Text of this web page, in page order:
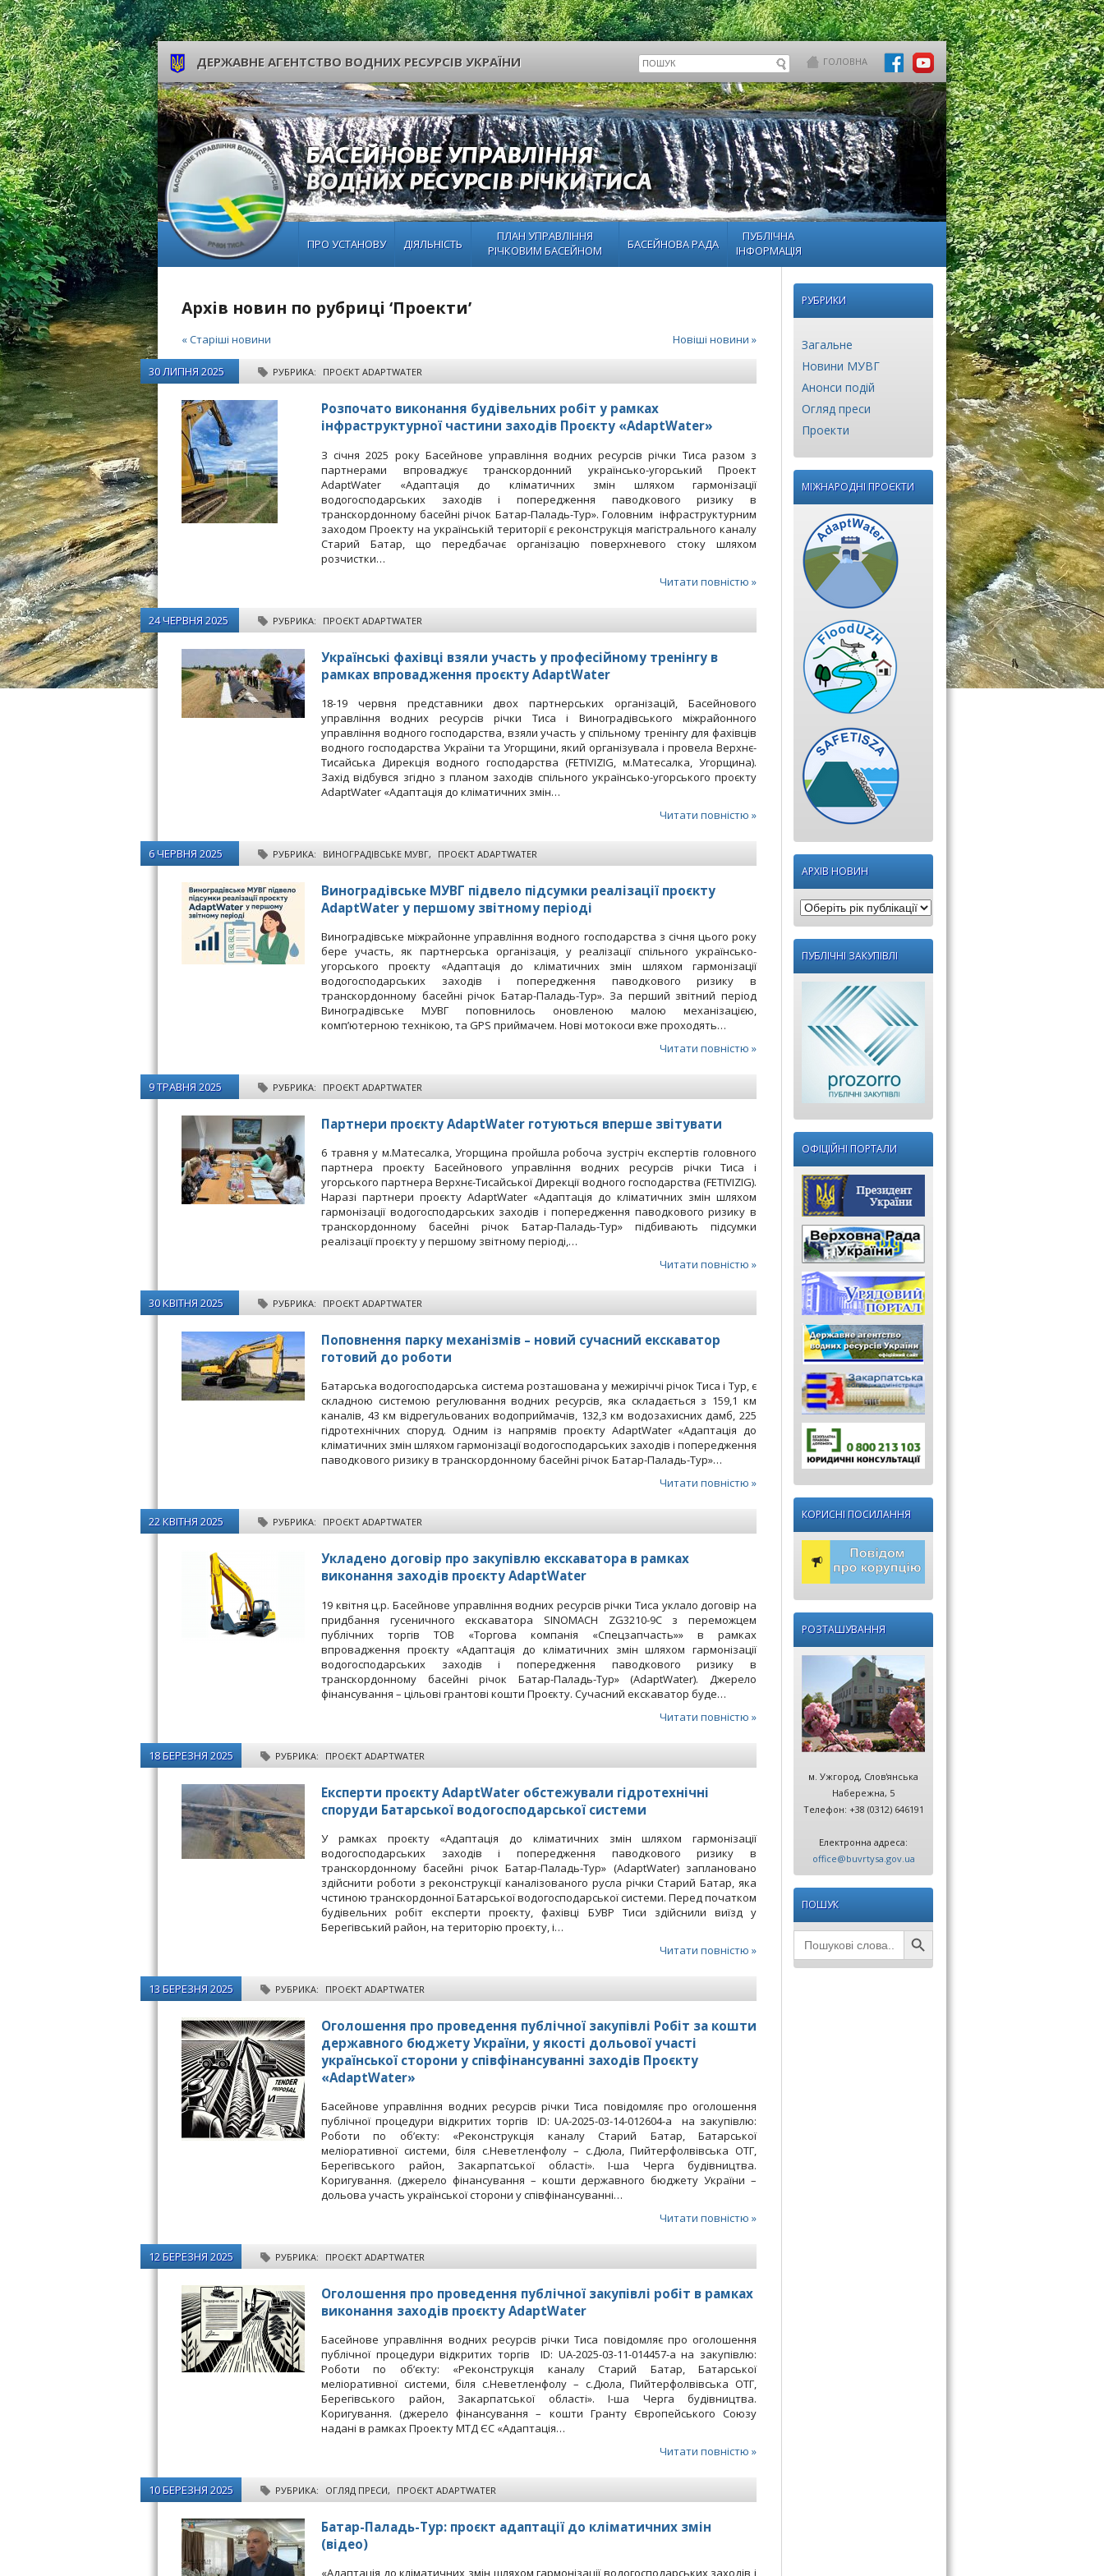
ДЕРЖАВНЕ АГЕНТСТВО ВОДНИХ РЕСУРСІВ УКРАЇНИ ГОЛОВНА
ПРО УСТАНОВУ ДІЯЛЬНІСТЬ
ПЛАН УПРАВЛІННЯ
РІЧКОВИМ БАСЕЙНОМ
БАСЕЙНОВА РАДА
ПУБЛІЧНА
ІНФОРМАЦІЯ
Архів новин по рубриці ‘Проекти’
« Старіші новини Новіші новини »
30 ЛИПНЯ 2025 РУБРИКА: ПРОЄКТ ADAPTWATER
Розпочато виконання будівельних робіт у рамках
інфраструктурної частини заходів Проєкту «AdaptWater»
З січня 2025 року Басейнове управління водних ресурсів річки Тиса разом з
партнерами впроваджує транскордонний українсько-угорський Проект
AdaptWater «Адаптація до кліматичних змін шляхом гармонізації
водогосподарських заходів і попередження паводкового ризику в
транскордонному басейні річок Батар-Паладь-Тур». Головним інфраструктурним
заходом Проекту на українській території є реконструкція магістрального каналу
Старий Батар, що передбачає організацію поверхневого стоку шляхом
розчистки…
Читати повністю »
24 ЧЕРВНЯ 2025 РУБРИКА: ПРОЄКТ ADAPTWATER
Українські фахівці взяли участь у професійному тренінгу в
рамках впровадження проєкту AdaptWater
18-19 червня представники двох партнерських організацій, Басейнового
управління водних ресурсів річки Тиса і Виноградівського міжрайонного
управління водного господарства, взяли участь у спільному тренінгу для фахівців
водного господарства України та Угорщини, який організувала і провела Верхнє-
Тисайська Дирекція водного господарства (FETIVIZIG, м.Матесалка, Угорщина).
Захід відбувся згідно з планом заходів спільного українсько-угорського проєкту
AdaptWater «Адаптація до кліматичних змін…
Читати повністю »
6 ЧЕРВНЯ 2025 РУБРИКА: ВИНОГРАДІВСЬКЕ МУВГ, ПРОЄКТ ADAPTWATER
Виноградівське МУВГ підвело підсумки реалізації проєкту
AdaptWater у першому звітному періоді
Виноградівське міжрайонне управління водного господарства з січня цього року
бере участь, як партнерська організація, у реалізації спільного українсько-
угорського проєкту «Адаптація до кліматичних змін шляхом гармонізації
водогосподарських заходів і попередження паводкового ризику в
транскордонному басейні річок Батар-Паладь-Тур». За перший звітний період
Виноградівське МУВГ поповнилось оновленою малою механізацією,
комп’ютерною технікою, та GPS приймачем. Нові мотокоси вже проходять…
Читати повністю »
9 ТРАВНЯ 2025 РУБРИКА: ПРОЄКТ ADAPTWATER
Партнери проєкту AdaptWater готуються вперше звітувати
6 травня у м.Матесалка, Угорщина пройшла робоча зустріч експертів головного
партнера проєкту Басейнового управління водних ресурсів річки Тиса і
угорського партнера Верхнє-Тисайської Дирекції водного господарства (FETIVIZIG).
Наразі партнери проєкту AdaptWater «Адаптація до кліматичних змін шляхом
гармонізації водогосподарських заходів і попередження паводкового ризику в
транскордонному басейні річок Батар-Паладь-Тур» підбивають підсумки
реалізації проєкту у першому звітному періоді,…
Читати повністю »
30 КВІТНЯ 2025 РУБРИКА: ПРОЄКТ ADAPTWATER
Поповнення парку механізмів – новий сучасний екскаватор
готовий до роботи
Батарська водогосподарська система розташована у межиріччі річок Тиса і Тур, є
складною системою регулювання водних ресурсів, яка складається з 159,1 км
каналів, 43 км відрегульованих водоприймачів, 132,3 км водозахисних дамб, 225
гідротехнічних споруд. Одним із напрямів проєкту AdaptWater «Адаптація до
кліматичних змін шляхом гармонізації водогосподарських заходів і попередження
паводкового ризику в транскордонному басейні річок Батар-Паладь-Тур»…
Читати повністю »
22 КВІТНЯ 2025 РУБРИКА: ПРОЄКТ ADAPTWATER
Укладено договір про закупівлю екскаватора в рамках
виконання заходів проєкту AdaptWater
19 квітня ц.р. Басейнове управління водних ресурсів річки Тиса уклало договір на
придбання гусеничного екскаватора SINOMACH ZG3210-9C з переможцем
публічних торгів ТОВ «Торгова компанія «Спецзапчасть»» в рамках
впровадження проєкту «Адаптація до кліматичних змін шляхом гармонізації
водогосподарських заходів і попередження паводкового ризику в
транскордонному басейні річок Батар-Паладь-Тур» (AdaptWater). Джерело
фінансування – цільові грантові кошти Проєкту. Сучасний екскаватор буде…
Читати повністю »
18 БЕРЕЗНЯ 2025 РУБРИКА: ПРОЄКТ ADAPTWATER
Експерти проєкту AdaptWater обстежували гідротехнічні
споруди Батарської водогосподарської системи
У рамках проєкту «Адаптація до кліматичних змін шляхом гармонізації
водогосподарських заходів і попередження паводкового ризику в
транскордонному басейні річок Батар-Паладь-Тур» (AdaptWater) заплановано
здійснити роботи з реконструкції каналізованого русла річки Старий Батар, яка
чстиною транскордонної Батарської водогосподарської системи. Перед початком
будівельних робіт експерти проєкту, фахівці БУВР Тиси здійснили виїзд у
Берегівський район, на територію проєкту, і…
Читати повністю »
13 БЕРЕЗНЯ 2025 РУБРИКА: ПРОЄКТ ADAPTWATER
Оголошення про проведення публічної закупівлі Робіт за кошти
державного бюджету України, у якості дольової участі
української сторони у співфінансуванні заходів Проєкту
«AdaptWater»
Басейнове управління водних ресурсів річки Тиса повідомляє про оголошення
публічної процедури відкритих торгів ID: UA-2025-03-14-012604-a на закупівлю:
Роботи по об’єкту: «Реконструкція каналу Старий Батар, Батарської
меліоративної системи, біля с.Неветленфолу – с.Дюла, Пийтерфолвівська ОТГ,
Берегівського район, Закарпатської області». I-ша Черга будівництва.
Коригування. (джерело фінансування – кошти державного бюджету України –
дольова участь української сторони у співфінансуванні…
Читати повністю »
12 БЕРЕЗНЯ 2025 РУБРИКА: ПРОЄКТ ADAPTWATER
Оголошення про проведення публічної закупівлі робіт в рамках
виконання заходів проєкту AdaptWater
Басейнове управління водних ресурсів річки Тиса повідомляє про оголошення
публічної процедури відкритих торгів ID: UA-2025-03-11-014457-a на закупівлю:
Роботи по об’єкту: «Реконструкція каналу Старий Батар, Батарської
меліоративної системи, біля с.Неветленфолу – с.Дюла, Пийтерфолвівська ОТГ,
Берегівського район, Закарпатської області». I-ша Черга будівництва.
Коригування. (джерело фінансування – кошти Гранту Європейського Союзу
надані в рамках Проекту МТД ЄС «Адаптація…
Читати повністю »
10 БЕРЕЗНЯ 2025 РУБРИКА: ОГЛЯД ПРЕСИ, ПРОЄКТ ADAPTWATER
Батар-Паладь-Тур: проєкт адаптації до кліматичних змін
(відео)
«Адаптація до кліматичних змін шляхом гармонізації водогосподарських заходів і
РУБРИКИ
Загальне
Новини МУВГ
Анонси подій
Огляд преси
Проекти
МІЖНАРОДНІ ПРОЄКТИ
АРХІВ НОВИН
Оберіть
рік
публікації:
ПУБЛІЧНІ ЗАКУПІВЛІ
ОФІЦІЙНІ ПОРТАЛИ
КОРИСНІ ПОСИЛАННЯ
РОЗТАШУВАННЯ
м. Ужгород, Слов'янська
Набережна, 5
Телефон: +38 (0312) 646191
Електронна адреса:
office@buvrtysa.gov.ua
ПОШУК
Search
for:
Search Button